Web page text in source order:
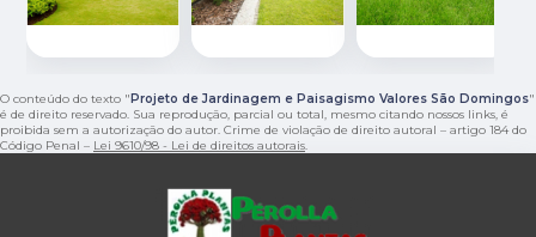
O conteúdo do texto "Projeto de Jardinagem e Paisagismo Valores São Domingos"
é de direito reservado. Sua reprodução, parcial ou total, mesmo citando nossos links, é
proibida sem a autorização do autor. Crime de violação de direito autoral – artigo 184 do
Código Penal – Lei 9610/98 - Lei de direitos autorais.